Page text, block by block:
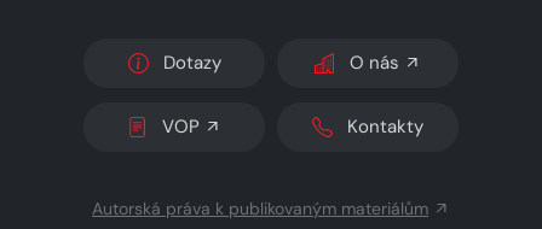
Dotazy O nás
VOP Kontakty
Autorská práva k publikovaným materiálům